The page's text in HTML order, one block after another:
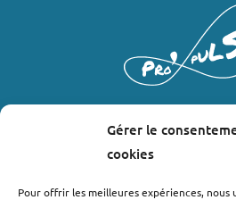
Gérer le
cookies
Pour offrir les meilleures expériences, nous
Où nous